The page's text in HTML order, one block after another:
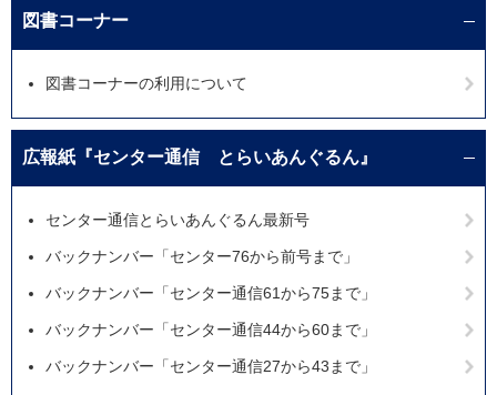
図書コーナー
図書コーナーの利用について
広報紙『センター通信 とらいあんぐるん』
センター通信とらいあんぐるん最新号
バックナンバー「センター76から前号まで」
バックナンバー「センター通信61から75まで」
バックナンバー「センター通信44から60まで」
バックナンバー「センター通信27から43まで」